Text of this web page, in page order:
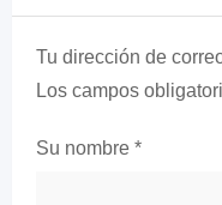
Tu dirección de
Los campos
Su nombre *